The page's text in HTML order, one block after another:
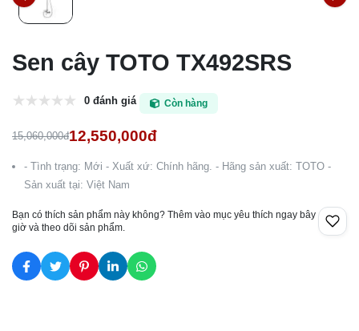
Sen cây TOTO TX492SRS
0 đánh giá Còn hàng
15,060,000đ12,550,000đ
- Tình trạng: Mới - Xuất xứ: Chính hãng. - Hãng sản xuất: TOTO -
Sản xuất tại: Việt Nam
Bạn có thích sản phẩm này không? Thêm vào mục yêu thích ngay bây
giờ và theo dõi sản phẩm.